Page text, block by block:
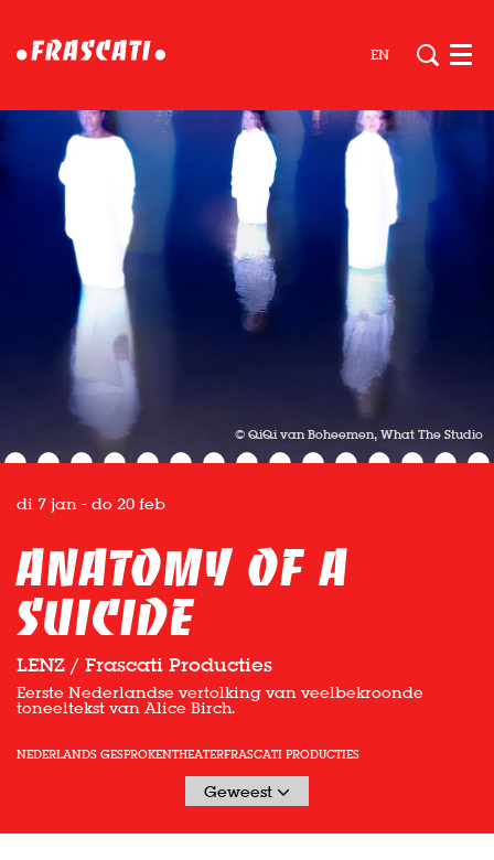
EN
© QiQi van Boheemen, What The Studio
Anatomy of a
Suicide
LENZ / Frascati Producties
di 7 jan - do 20 feb
Eerste Nederlandse vertolking van veelbekroonde
toneeltekst van Alice Birch.
NEDERLANDS GESPROKENTHEATERFRASCATI PRODUCTIES
Geweest